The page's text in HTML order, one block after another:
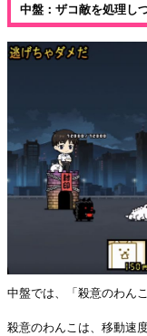
中盤：ザコ敵を処理し
中盤では、「殺意のわん
殺意のわんこは、移動速